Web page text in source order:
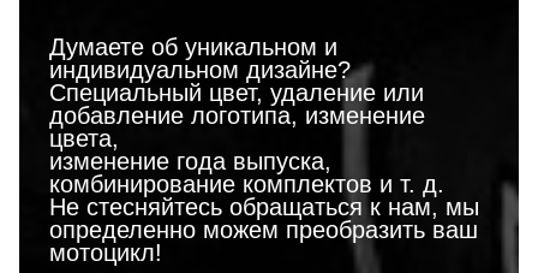
Думаете об уникальном и
индивидуальном дизайне?
Специальный цвет, удаление или
добавление логотипа, изменение
цвета,
изменение года выпуска,
комбинирование комплектов и т. д.
Не стесняйтесь обращаться к нам, мы
определенно можем преобразить ваш
мотоцикл!